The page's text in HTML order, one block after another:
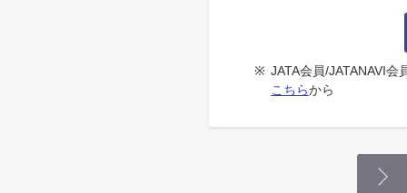
※ JATA会員/JATANAVI
こちらから